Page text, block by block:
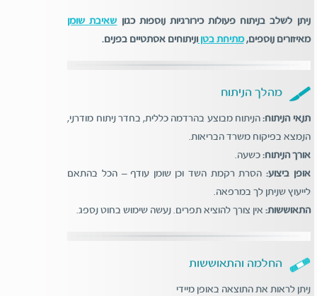
ניתן לשלב בניתוח פעולות כירורגיות נוספות כגון שאיבת שומן
מאיזורים נוספים,מתיחת בטןוניתוחים אסתטיים בפנים.
מהלך הניתוח
תנאי הניתוח:הניתוח מבוצע בהרדמה כללית, בחדר ניתוח מודרני,
הנמצא בפיקוח משרד הבריאות.
אורך הניתוח: כשעה.
אופן ביצוע: הסרת רקמת השד וכן שומן עודף – הכל בהתאם
לייעוץ שניתן לך במרפאה.
התאוששות: אין צורך להוציא תפרים. נעשה שימוש בחוט נספג.
החלמה והתאוששות
ניתן לראות את התוצאה באופן מיידי